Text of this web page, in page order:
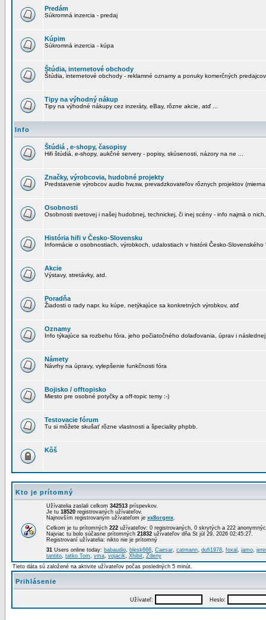
Predám
Súkromná inzercia - predaj
Kúpim
Súkromná inzercia - kúpa
Štúdia, internetové obchody
Štúdia, internetové obchody - reklamné oznamy a ponuky komerčných predajcov
Tipy na výhodný nákup
Tipy na výhodné nákupy cez inzeráty, eBay, rôzne akcie, atď ...
Info
Štúdiá , e-shopy, časopisy
Hifi štúdiá, e-shopy, aukčné servery - popisy, skúsenosti, názory na ne ...
Značky, výrobcovia, hudobné projekty
Predstavenie výrobcov audio hw,sw, prevadzkovateľov rôznych projektov
Osobnosti
Osobnosti svetovej i našej hudobnej, technickej, či inej scény - info najmä o
História hifi v Česko-Slovensku
Informácie o osobnostiach, výrobkoch, udalostiach v histórii Česko-Slovenského
Akcie
Výstavy, stretávky, atd.
Poradňa
Žiadosti o rady napr. ku kúpe, netýkajúce sa konkretných výrobkov, atď
Oznamy
Info týkajúce sa rozbehu fóra, jeho počiatočného dolaďovania, úprav i
Námety
Návrhy na úpravy, vylepšenie funkčnosti fóra
Bojisko / offtopisko
Miesto pre osobné potyčky a off-topic temy :-)
Testovacie fórum
Tu si môžete skušať rôzne vlastnosti a špeciality phpbb.
Kôš
Kto je prítomný
Užívatelia zaslali celkom 342513 príspevkov.
Je tu 18520 registrovaných užívateľov.
Najnovším registrovaným užívateľom je xx8orgmx.
Celkom je tu prítomných 222 užívateľov: 0 registrovaných, 0 skrytých a 222
Najviac tu bolo súčasne prítomných 21832 užívateľov dňa St júl 29, 2026 02:45:27.
Registrovaní užívatelia: nikto nie je prítomný
31 Users online today: babaudio, blesk666, Caesar, catmann, dufi1978, foxal , jamo,
tantito, tatko Tom, vma, vojacik, Xhibit, Zdeny
Tieto dáta sú založené na aktivite užívateľov počas posledných 5 minút.
Prihlásenie
Užívateľ: Heslo: